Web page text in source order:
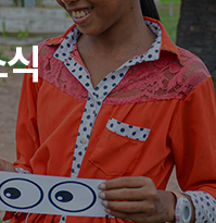
#팬덤후원